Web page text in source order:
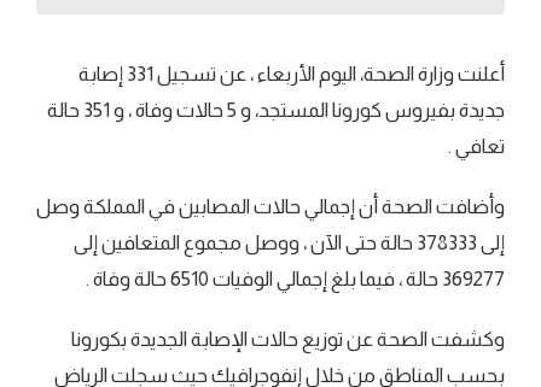
أعلنت وزارة الصحة، اليوم الأربعاء ، عن تسجيل 331 إصابة
جديدة بفيروس كورونا المستجد، و 5 حالات وفاة ، و 351 حالة
تعافي .
وأضافت الصحة أن إجمالي حالات المصابين في المملكة وصل
إلى 378333 حالة حتى الآن ، ووصل مجموع المتعافين إلى
369277 حالة ، فيما بلغ إجمالي الوفيات 6510 حالة وفاة .
وكشفت الصحة عن توزيع حالات الإصابة الجديدة بكورونا
بحسب المناطق من خلال إنفوجرافيك حيث سجلت الرياض